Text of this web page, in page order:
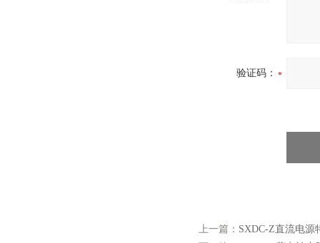
验证码：
上一篇： SXDC-Z直流电源